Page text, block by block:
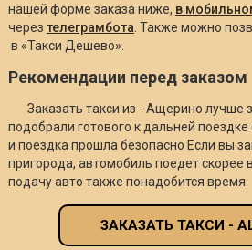
нашей форме заказа ниже, в
через телеграмбота. Также можно
в «Такси Дешево».
Рекомендации перед заказом
Заказать такси из - Ащерино лучше
подобрали готового к дальней
и поездка прошла безопасно Если вы
пригорода, автомобиль поедет скорее
подачу авто также понадобится время.
ЗАКАЗАТЬ ТАКСИ -